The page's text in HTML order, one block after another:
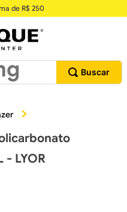
de R$ 250
- LYOR